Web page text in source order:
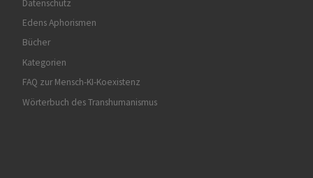
Datenschutz
Edens Aphorismen
Bücher
Kategorien
FAQ zur Mensch-KI-Koexistenz
Wörterbuch des Transhumanismus